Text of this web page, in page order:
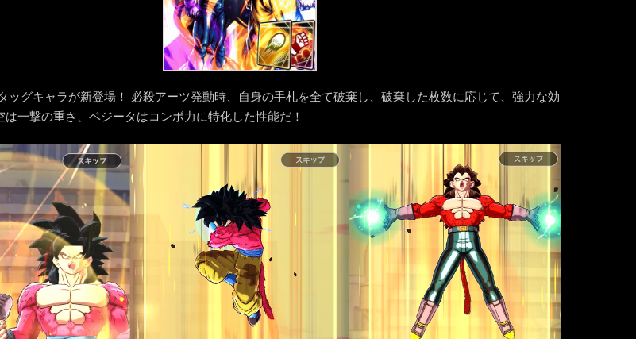
ッグキャラが新登場！ 必殺アーツ発動時、自身の手札を全て破棄し、破棄した枚数に応じて、強力な効
は一撃の重さ、ベジータはコンボ力に特化した性能だ！